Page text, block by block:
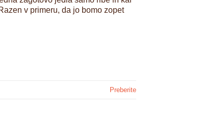
v primeru, da jo bomo zopet
Preberite